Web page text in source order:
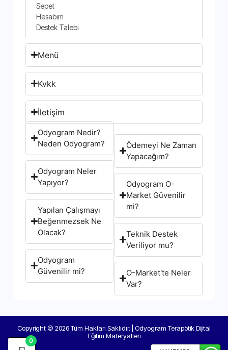
Sepet
Hesabım
Destek Talebi
Menü
Kvkk
İletişim
Odyogram Nedir?
Neden Odyogram?
Odyogram Neler
Yapıyor?
Yapılan Çalışmayı
Beğenmezsek Ne
Olacak?
Odyogram
Güvenilir mi?
Ödemeyi Ne Zaman
Yapacağım?
Odyogram O-
Market Güvenilir
mi?
Teknik Destek
Veriliyor mu?
O-Market'te Neler
Var?
Copyright © 2026 Tüm Hakları Saklıdır. | Odyogram Terapötik Dijital
Eğitim Materyalleri
0